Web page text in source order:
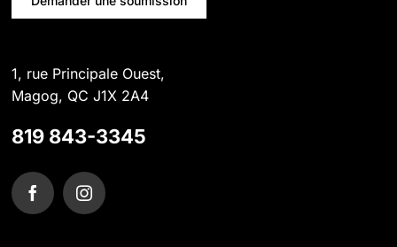
1, rue Principale Ouest,
Magog, QC J1X 2A4
819 843-3345